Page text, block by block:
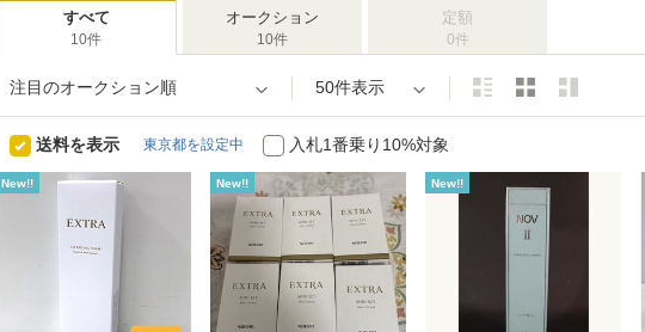
すべて
10件
オークション
10件
定額
0件
注目のオークション順 50件表示
送料を表示 東京都を設定中 入札1番乗り10%対象
New!! New!! New!!